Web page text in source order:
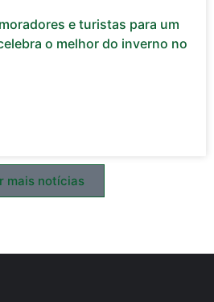
e turistas para um
o melhor do inverno no
mais notícias